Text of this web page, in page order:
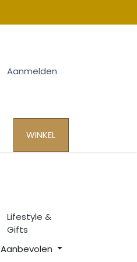
Aanmelden
WINKEL
Lifestyle &
Gifts
Aanbevolen